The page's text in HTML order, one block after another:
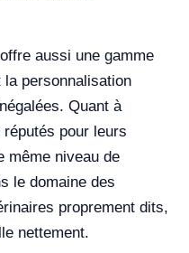
aussi une gamme
personnalisation
Quant à
pour leurs
même niveau de
le domaine des
proprement dits,
nettement.